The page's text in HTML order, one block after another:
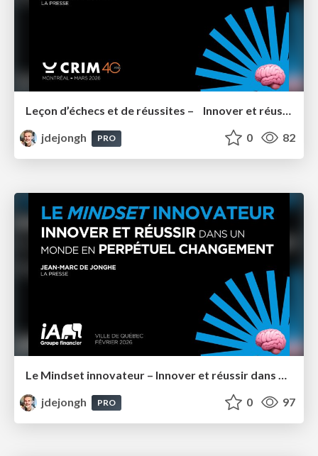
Leçon d’échecs et de réussites – Innover et réussir dans un monde en perpétuel Changement
jdejongh
PRO 0 82
Le Mindset innovateur – Innover et réussir dans un monde en perpétuel changement – IA Groupe Financier
jdejongh
PRO 0 97